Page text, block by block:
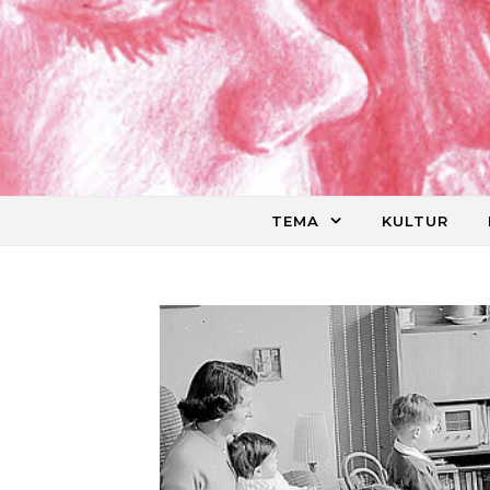
Skip to content
TEMA KULTUR